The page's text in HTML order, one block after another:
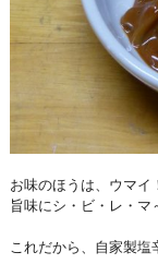
お味のほうは、ウマ
旨味にシ・ビ・レ・マ
これだから、自家製塩